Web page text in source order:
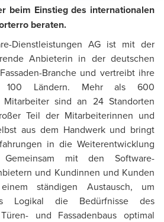
beim Einstieg des internationalen
beraten.
Dienstleistungen AG ist mit der
Anbieterin in der deutschen
Branche und vertreibt ihre
Ländern. Mehr als 600
sind an 24 Standorten
Teil der Mitarbeiterinnen und
aus dem Handwerk und bringt
in die Weiterentwicklung
mit den Software-
und Kundinnen und Kunden
ständigen Austausch, um
Logikal die Bedürfnisse des
und Fassadenbaus optimal